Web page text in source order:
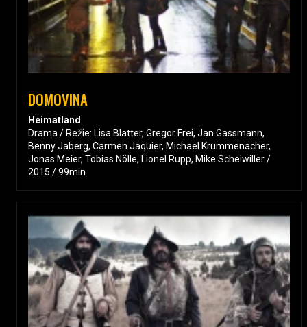
DOMOVINA
Heimatland
Drama / Režie: Lisa Blatter, Gregor Frei, Jan Gassmann,
Benny Jaberg, Carmen Jaquier, Michael Krummenacher,
Jonas Meier, Tobias Nölle, Lionel Rupp, Mike Scheiwiller /
2015 / 99min